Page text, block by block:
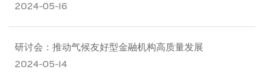
2024-05-16
研讨会：推动气候友好型金融机构高质量发展
2024-05-14